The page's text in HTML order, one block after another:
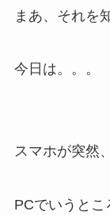
まあ、それを
今日は。。。
スマホが突然
PCでいうと